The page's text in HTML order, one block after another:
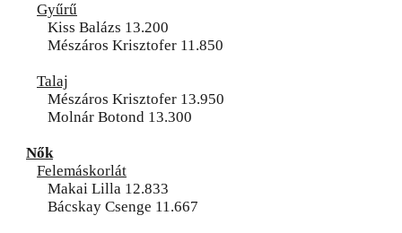
Gyűrű
Kiss Balázs 13.200
Mészáros Krisztofer 11.850
Talaj
Mészáros Krisztofer 13.950
Molnár Botond 13.300
Nők
Felemáskorlát
Makai Lilla 12.833
Bácskay Csenge 11.667